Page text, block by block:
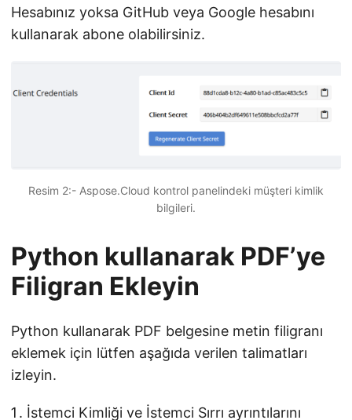
Hesabınız yoksa GitHub veya Google hesabını
kullanarak abone olabilirsiniz.
Resim 2:- Aspose.Cloud kontrol panelindeki müşteri kimlik
bilgileri.
Python kullanarak PDF’ye
Filigran Ekleyin
Python kullanarak PDF belgesine metin filigranı
eklemek için lütfen aşağıda verilen talimatları
izleyin.
İstemci Kimliği ve İstemci Sırrı ayrıntılarını